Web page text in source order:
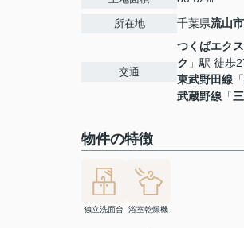
所在地 千葉県流山市
交通
つくばエク
ク 」駅 徒歩
東武野田線 「
武蔵野線 「
物件の特徴
独立洗面台 浴室乾燥機